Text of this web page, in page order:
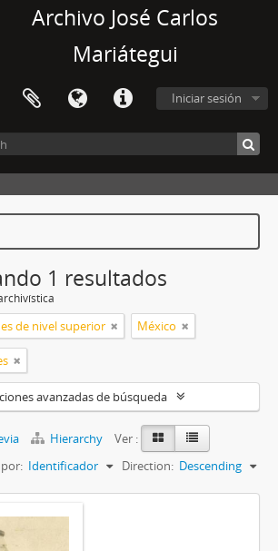
Archivo José Carlos
Mariátegui
Iniciar sesión
1 resultados
de nivel superior México
avanzadas de búsqueda
Hierarchy
Ver :
Identificador Direction: Descending